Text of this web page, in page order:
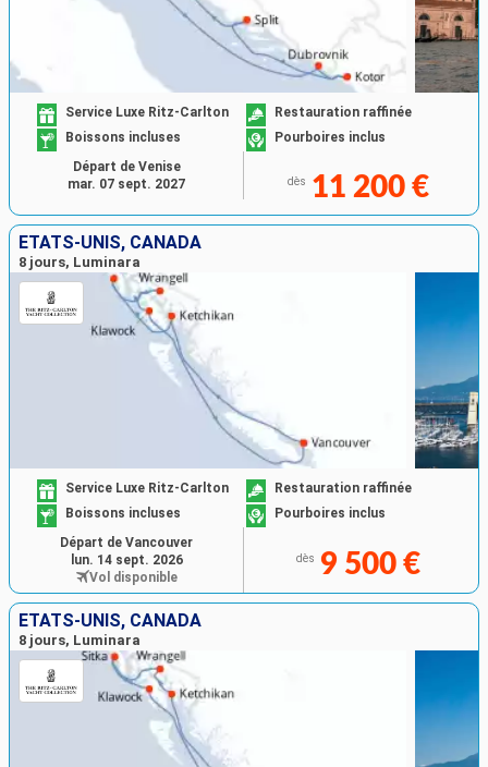
Service Luxe Ritz-Carlton
Restauration raffinée
Boissons incluses
Pourboires inclus
dès 11 200 €
Départ de Venise
mar. 07 sept. 2027
ÉTATS-UNIS, CANADA
8 jours, Luminara
Service Luxe Ritz-Carlton
Restauration raffinée
Boissons incluses
Pourboires inclus
dès 9 500 €
Départ de Vancouver
lun. 14 sept. 2026
Vol disponible
ÉTATS-UNIS, CANADA
8 jours, Luminara